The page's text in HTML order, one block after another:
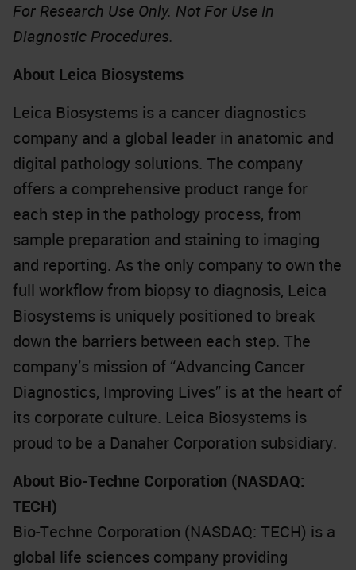
For Research Use Only. Not For Use In
Diagnostic Procedures.
About Leica Biosystems
Leica Biosystems is a cancer diagnostics
company and a global leader in anatomic and
digital pathology solutions. The company
offers a comprehensive product range for
each step in the pathology process, from
sample preparation and staining to imaging
and reporting. As the only company to own the
full workflow from biopsy to diagnosis, Leica
Biosystems is uniquely positioned to break
down the barriers between each step. The
company’s mission of “Advancing Cancer
Diagnostics, Improving Lives” is at the heart of
its corporate culture. Leica Biosystems is
proud to be a Danaher Corporation subsidiary.
About Bio-Techne Corporation (NASDAQ:
TECH)
Bio-Techne Corporation (NASDAQ: TECH) is a
global life sciences company providing